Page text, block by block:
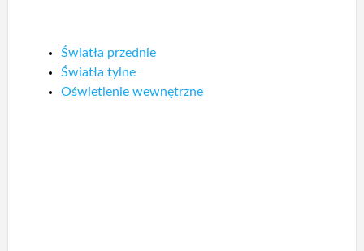
Światła przednie
Światła tylne
Oświetlenie wewnętrzne